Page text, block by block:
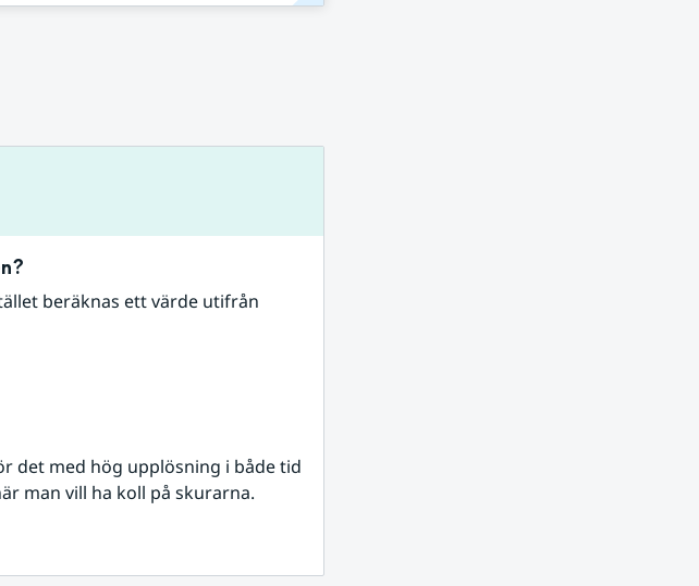
beräknas ett värde utifrån
det med hög upplösning i både tid
man vill ha koll på skurarna.